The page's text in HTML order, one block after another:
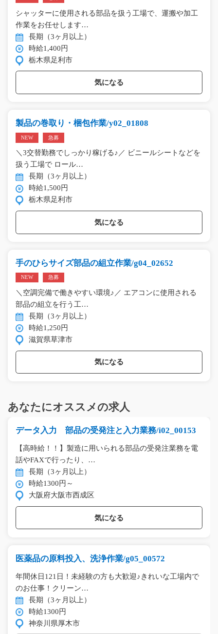
シャッターに使用される部品を扱う工場で、運搬や加工
作業をお任せします…
長期（3ヶ月以上）
時給1,400円
栃木県足利市
気になる
製品の巻取り・梱包作業/y02_01808
NEW 急募
＼3交替勤務でしっかり稼げる♪／ ビニールシートなどを
扱う工場で ロール…
長期（3ヶ月以上）
時給1,500円
栃木県足利市
気になる
手のひらサイズ部品の組立作業/g04_02652
NEW 急募
＼空調完備で働きやすい環境♪／ エアコンに使用される
部品の組立を行う工…
長期（3ヶ月以上）
時給1,250円
滋賀県草津市
気になる
あなたにオススメの求人
データ入力 部品の受発注と入力業務/i02_00153
【高時給！！】製造に用いられる部品の受発注業務を電
話やFAXで行ったり、…
長期（3ヶ月以上）
時給1300円～
大阪府大阪市西成区
気になる
医薬品の原料投入、洗浄作業/g05_00572
年間休日121日！未経験の方も大歓迎♪きれいな工場内で
のお仕事！クリーン…
長期（3ヶ月以上）
時給1300円
神奈川県厚木市